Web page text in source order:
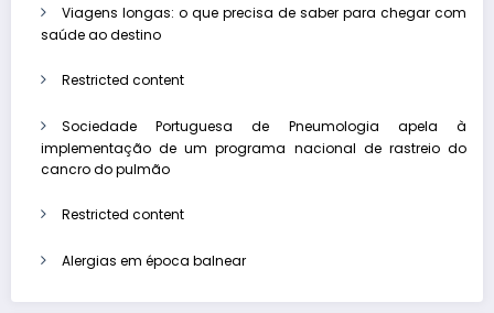
Viagens longas: o que precisa de saber para chegar com
saúde ao destino
Restricted content
Sociedade Portuguesa de Pneumologia apela à
implementação de um programa nacional de rastreio do
cancro do pulmão
Restricted content
Alergias em época balnear